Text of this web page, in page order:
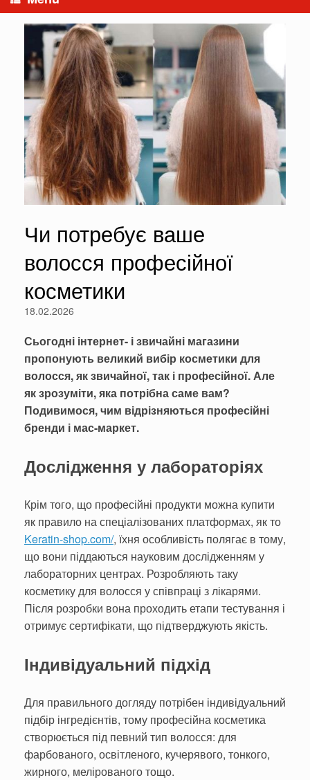
Чи потребує ваше
волосся професійної
косметики
18.02.2026
Сьогодні інтернет- і звичайні магазини
пропонують великий вибір косметики для
волосся, як звичайної, так і професійної. Але
як зрозуміти, яка потрібна саме вам?
Подивимося, чим відрізняються професійні
бренди і мас-маркет.
Дослідження у лабораторіях
Крім того, що професійні продукти можна купити
як правило на спеціалізованих платформах, як то
Keratin-shop.com/, їхня особливість полягає в тому,
що вони піддаються науковим дослідженням у
лабораторних центрах. Розробляють таку
косметику для волосся у співпраці з лікарями.
Після розробки вона проходить етапи тестування і
отримує сертифікати, що підтверджують якість.
Індивідуальний підхід
Для правильного догляду потрібен індивідуальний
підбір інгредієнтів, тому професійна косметика
створюється під певний тип волосся: для
фарбованого, освітленого, кучерявого, тонкого,
жирного, мелірованого тощо.